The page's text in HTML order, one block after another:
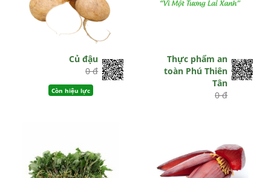
Củ đậu
0 đ
Còn hiệu lực
Thực phẩm an
toàn Phú Thiên
Tân
0 đ